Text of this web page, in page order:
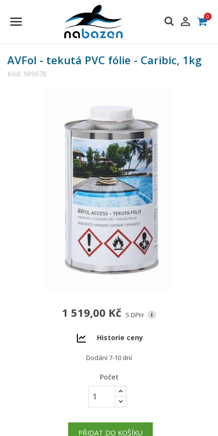
 0
AVFol - tekutá PVC fólie - Caribic, 1kg
Kód: 989078
1 519,00 Kč S DPH i
Historie ceny
Dodání 7-10 dní
Počet
PŘIDAT DO KOŠÍKU